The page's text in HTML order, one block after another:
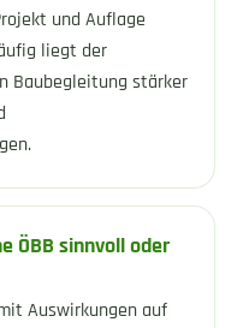
und Auflage
liegt der
Baubegleitung stärker
ÖBB sinnvoll oder
Auswirkungen auf